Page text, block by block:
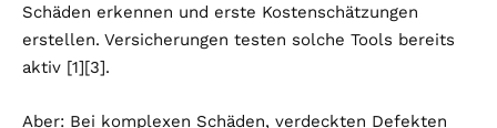
Schäden erkennen und erste Kostenschätzungen
erstellen. Versicherungen testen solche Tools bereits
aktiv [1][3].
Aber: Bei komplexen Schäden, verdeckten Defekten